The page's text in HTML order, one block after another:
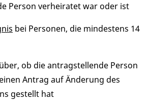
Person verheiratet war oder ist
bei Personen, die mindestens 14
ob die antragstellende Person
Antrag auf Änderung des
gestellt hat